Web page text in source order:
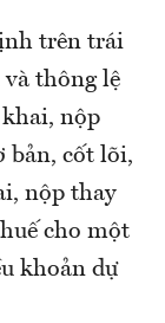
trên trái
thông lệ
khai, nộp
bản, cốt lõi,
nộp thay
cho một
khoản dự